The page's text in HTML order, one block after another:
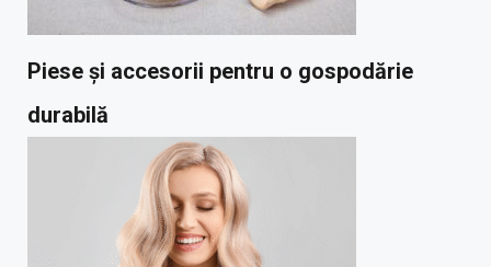
Piese și accesorii pentru o gospodărie
durabilă